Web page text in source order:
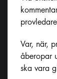
Var, när,
åberopar
ska vara